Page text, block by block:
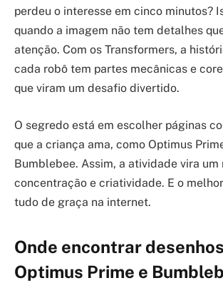
perdeu o interesse em cinco minutos?
quando a imagem não tem detalhes
atenção. Com os Transformers, a
cada robô tem partes mecânicas e
que viram um desafio divertido.
O segredo está em escolher páginas
que a criança ama, como Optimus
Bumblebee. Assim, a atividade vira um
concentração e criatividade. E o
tudo de graça na internet.
Onde encontrar
Optimus Prime e